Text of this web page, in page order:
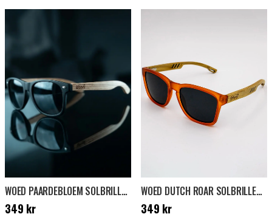
WOED PAARDEBLOEM SOLBRILLER - SORT
Pris: 349 kr
349 kr
WOED DUTCH ROAR SOLBRILLER - ORANGE
Pris: 349 kr
349 kr